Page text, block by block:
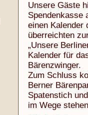
Unsere Gäste
Spendenkasse
einen Kalender
überreichten
„Unsere
Kalender für
Bärenzwinger.
Zum Schluss
Berner
Spatenstich
im Wege